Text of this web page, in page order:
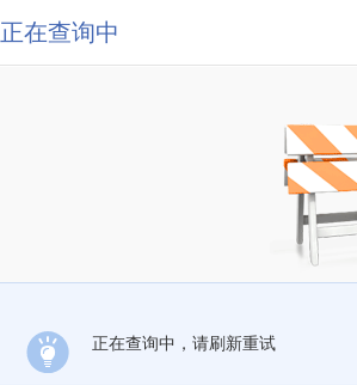
正在查询中
正在查询中，请刷新重试